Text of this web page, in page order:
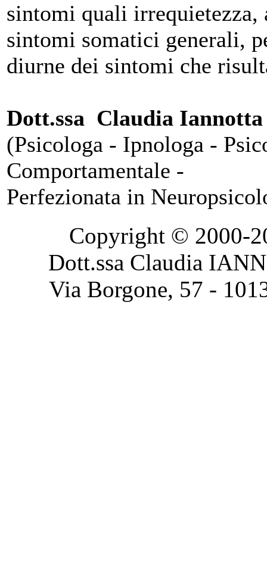
sintomi quali irrequietezza,
sintomi somatici generali,
diurne dei sintomi che
Dott.ssa Claudia Iannotta
(Psicologa - Ipnologa -
Comportamentale -
Perfezionata in
Copyright © 2000-
Dott.ssa Claudia
Via Borgone, 57 -